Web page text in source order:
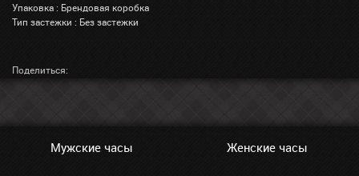
Упаковка : Брендовая коробка
Тип застежки : Без застежки
Поделиться:
Мужские часы Женские часы